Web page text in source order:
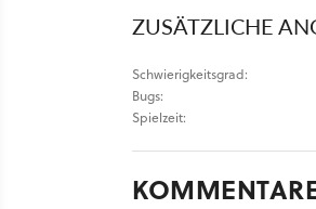
ZUSÄTZLICHE
Schwierigkeitsgrad:
Bugs:
Spielzeit: